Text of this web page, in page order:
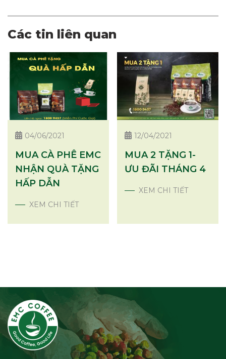
Các tin liên quan
04/06/2021
MUA CÀ PHÊ EMC
NHẬN QUÀ TẶNG
HẤP DẪN
XEM CHI TIẾT
12/04/2021
MUA 2 TẶNG 1-
ƯU ĐÃI THÁNG 4
XEM CHI TIẾT